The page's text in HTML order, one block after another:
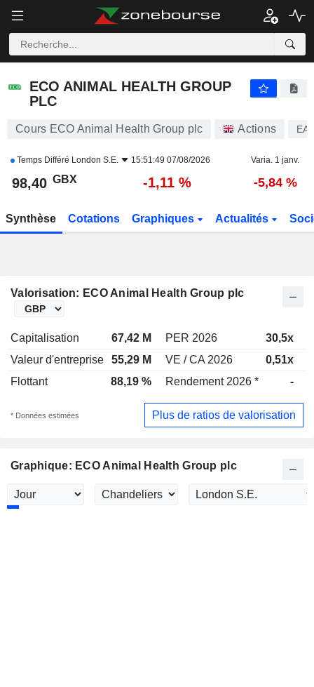
ECO ANIMAL HEALTH GROUP
PLC
Cours ECO Animal Health Group plc Actions
Temps Différé London S.E. 15:51:49 07/08/2026 Varia. 1 janv.
98,40 GBX -1,11 % -5,84 %
Synthèse Cotations Graphiques Actualités
Valorisation: ECO Animal Health Group plc
Capitalisation 67,42 M PER 2026 30,5x
Valeur d'entreprise
55,29 M VE / CA 2026 0,51x
Flottant
88,19 % Rendement 2026 * -
* Données estimées Plus de ratios de valorisation
Graphique: ECO Animal Health Group plc